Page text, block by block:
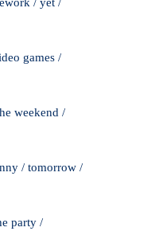
games /
weekend /
/ tomorrow /
party /